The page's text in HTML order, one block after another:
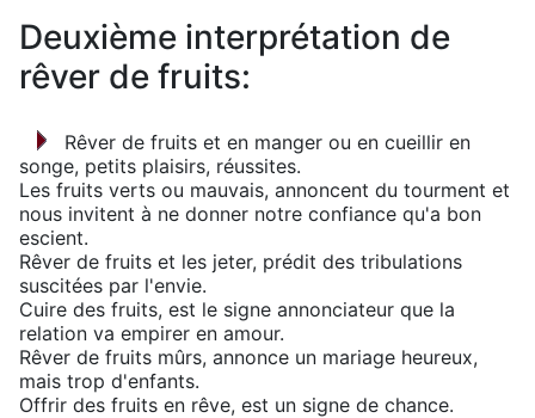
Deuxième interprétation de
rêver de fruits:
Rêver de fruits et en manger ou en cueillir en
songe, petits plaisirs, réussites.
Les fruits verts ou mauvais, annoncent du tourment et
nous invitent à ne donner notre confiance qu'a bon
escient.
Rêver de fruits et les jeter, prédit des tribulations
suscitées par l'envie.
Cuire des fruits, est le signe annonciateur que la
relation va empirer en amour.
Rêver de fruits mûrs, annonce un mariage heureux,
mais trop d'enfants.
Offrir des fruits en rêve, est un signe de chance.